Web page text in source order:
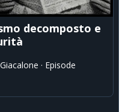
decomposto e
· Episode